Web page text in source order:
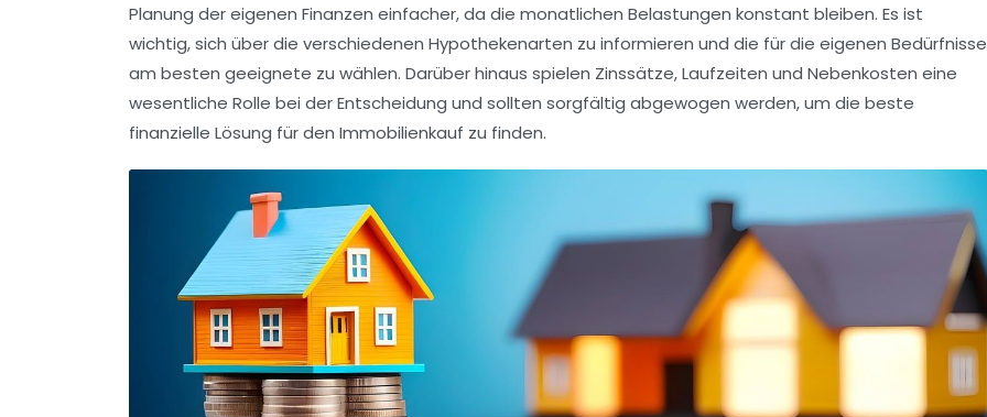
Planung der eigenen Finanzen einfacher, da die monatlichen Belastungen konstant bleiben. Es ist
wichtig, sich über die verschiedenen Hypothekenarten zu informieren und die für die eigenen Bedürfnisse
am besten geeignete zu wählen. Darüber hinaus spielen Zinssätze,Laufzeiten und Nebenkosten eine
wesentliche Rolle bei der Entscheidung und sollten sorgfältig abgewogen werden, um die beste
finanzielle Lösung für den Immobilienkauf zu finden.